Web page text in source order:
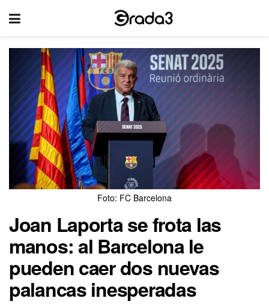
Foto: FC Barcelona
Joan Laporta se frota las
manos: al Barcelona le
pueden caer dos nuevas
palancas inesperadas